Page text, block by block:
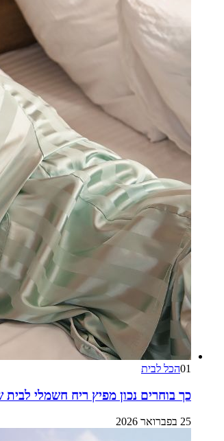
01הכל לבית
כך בוחרים נכון מפיץ ריח חשמלי
25 בפברואר 2026